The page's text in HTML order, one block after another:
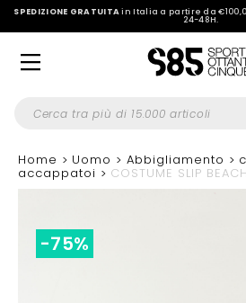
SPEDIZIONE GRATUITAin Italia a partire da
24-48H.
Home Uomo Abbigliamento
accappatoi COSTUME SLIP
-75%